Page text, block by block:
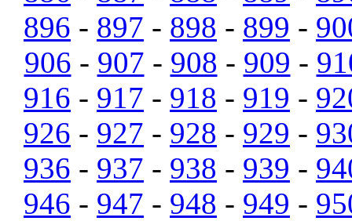
896 - 897 - 898 - 899 -
906 - 907 - 908 - 909 -
916 - 917 - 918 - 919 -
926 - 927 - 928 - 929 -
936 - 937 - 938 - 939 -
946 - 947 - 948 - 949 -